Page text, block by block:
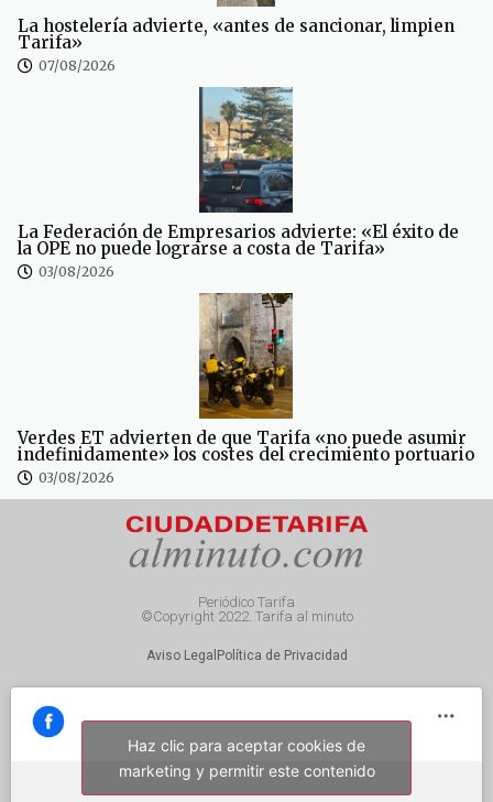
La hostelería advierte, «antes de sancionar, limpien
Tarifa»
07/08/2026
La Federación de Empresarios advierte: «El éxito de
la OPE no puede lograrse a costa de Tarifa»
03/08/2026
Verdes ET advierten de que Tarifa «no puede asumir
indefinidamente» los costes del crecimiento portuario
03/08/2026
Periódico Tarifa
©Copyright 2022. Tarifa al minuto
Aviso Legal Política de Privacidad
Haz clic para aceptar cookies de
marketing y permitir este contenido